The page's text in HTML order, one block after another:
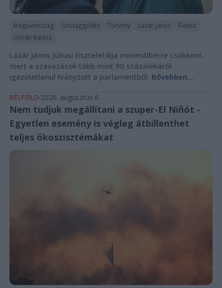
Magyarország Országgyűlés Törvény Lázár János
Fidesz
Orbán Balázs
Lázár János júliusi tiszteletdíja minimálbérre csökkent,
mert a szavazások több mint 90 százalékáról
igazolatlanul hiányzott a parlamentből. Bővebben...
BELFÖLD 2026. augusztus 6.
Nem tudjuk megállítani a szuper-El Niñót -
Egyetlen esemény is végleg átbillenthet
teljes ökoszisztémákat